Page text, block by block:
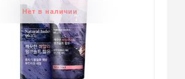
Нет в наличии